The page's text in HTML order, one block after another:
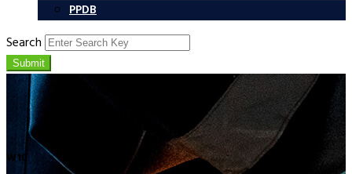
PPDB
Search
Submit
W10